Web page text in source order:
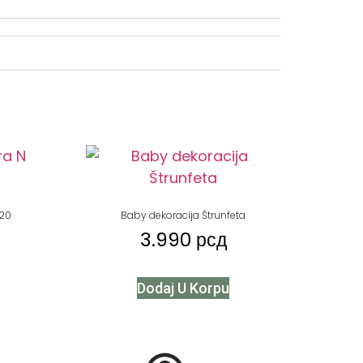
Baby dekoracija Štrunfeta
3.990 рсд
Dodaj U Korpu